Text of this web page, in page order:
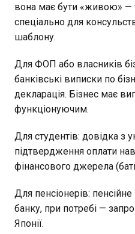
вона має бути «живою» —
спеціально для
шаблону.
Для ФОП або власників
банківські виписки по
декларація. Бізнес має
функціонуючим.
Для студентів: довідка з
підтвердження оплати
фінансового джерела
Для пенсіонерів:
банку, при потребі —
Японії.